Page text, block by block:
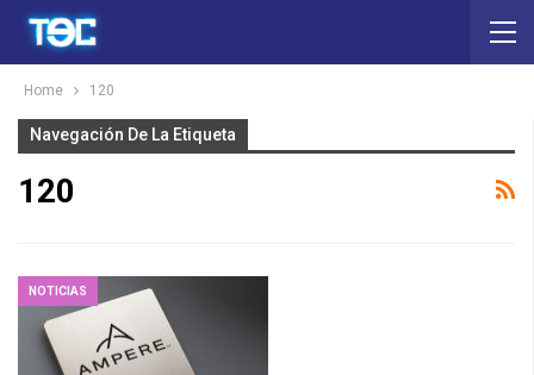
Home 120
Navegación De La Etiqueta
120
NOTICIAS